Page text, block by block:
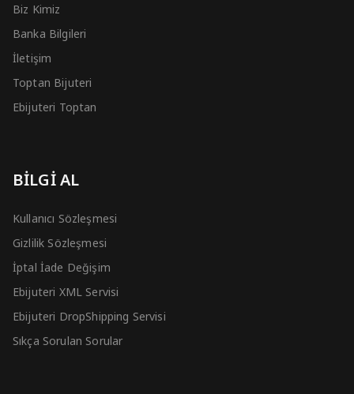
Biz Kimiz
Banka Bilgileri
İletişim
Toptan Bijuteri
Ebijuteri Toptan
BİLGİ AL
Kullanıcı Sözleşmesi
Gizlilik Sözleşmesi
İptal İade Değişim
Ebijuteri XML Servisi
Ebijuteri DropShipping Servisi
Sıkça Sorulan Sorular